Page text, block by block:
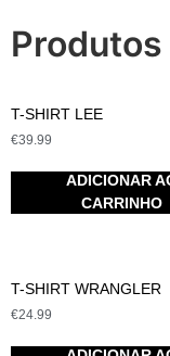
T-SHIRT LEE
€39.99
ADICIONAR
CARRINHO
T-SHIRT WRANGLER
€24.99